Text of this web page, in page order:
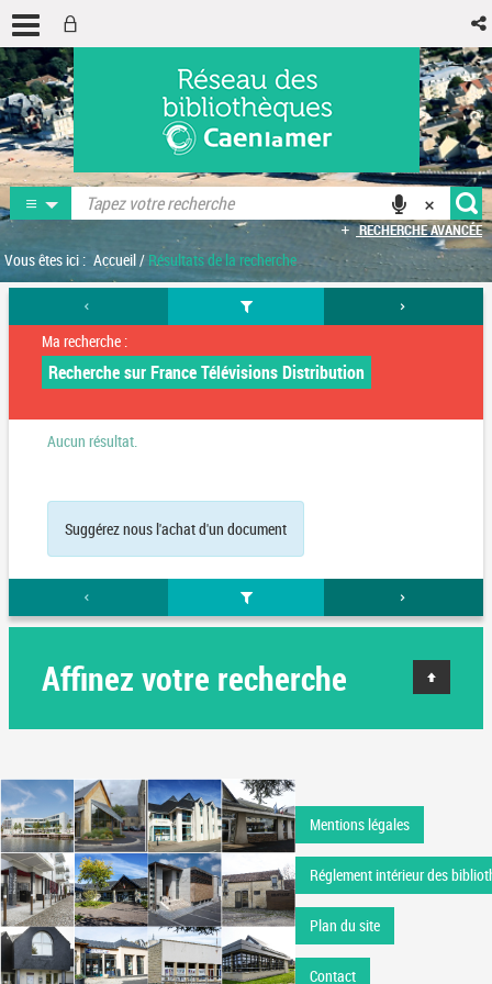
RECHERCHE AVANCÉE
Vous êtes ici : Accueil/ Résultats de la recherche
Ma recherche :
Recherche sur France Télévisions Distribution
Aucun résultat.
Suggérez nous l'achat d'un document
Affinez votre recherche
Mentions légales
Réglement intérieur des
Plan du site
Contact